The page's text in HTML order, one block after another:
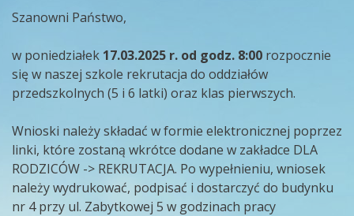
Szanowni Państwo,
w poniedziałek 17.03.2025 r. od godz. 8:00 rozpocznie
się w naszej szkole rekrutacja do oddziałów
przedszkolnych (5 i 6 latki) oraz klas pierwszych.
Wnioski należy składać w formie elektronicznej poprzez
linki, które zostaną wkrótce dodane w zakładce DLA
RODZICÓW -> REKRUTACJA. Po wypełnieniu, wniosek
należy wydrukować, podpisać i dostarczyć do budynku
nr 4 przy ul. Zabytkowej 5 w godzinach pracy